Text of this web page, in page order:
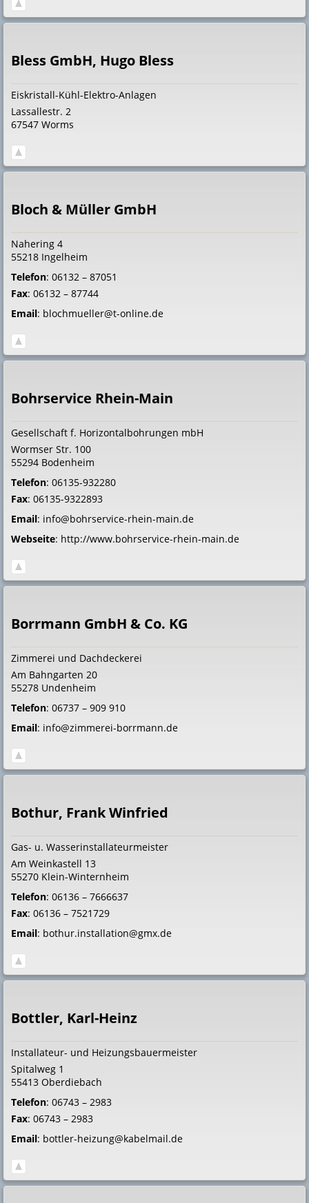
Bless GmbH, Hugo Bless
Eiskristall-Kühl-Elektro-Anlagen
Lassallestr. 2
67547 Worms
Bloch & Müller GmbH
Nahering 4
55218 Ingelheim
Telefon: 06132 – 87051
Fax: 06132 – 87744
Email: blochmueller@t-online.de
Bohrservice Rhein-Main
Gesellschaft f. Horizontalbohrungen mbH
Wormser Str. 100
55294 Bodenheim
Telefon: 06135-932280
Fax: 06135-9322893
Email: info@bohrservice-rhein-main.de
Webseite: http://www.bohrservice-rhein-main.de
Borrmann GmbH & Co. KG
Zimmerei und Dachdeckerei
Am Bahngarten 20
55278 Undenheim
Telefon: 06737 – 909 910
Email: info@zimmerei-borrmann.de
Bothur, Frank Winfried
Gas- u. Wasserinstallateurmeister
Am Weinkastell 13
55270 Klein-Winternheim
Telefon: 06136 – 7666637
Fax: 06136 – 7521729
Email: bothur.installation@gmx.de
Bottler, Karl-Heinz
Installateur- und Heizungsbauermeister
Spitalweg 1
55413 Oberdiebach
Telefon: 06743 – 2983
Fax: 06743 – 2983
Email: bottler-heizung@kabelmail.de